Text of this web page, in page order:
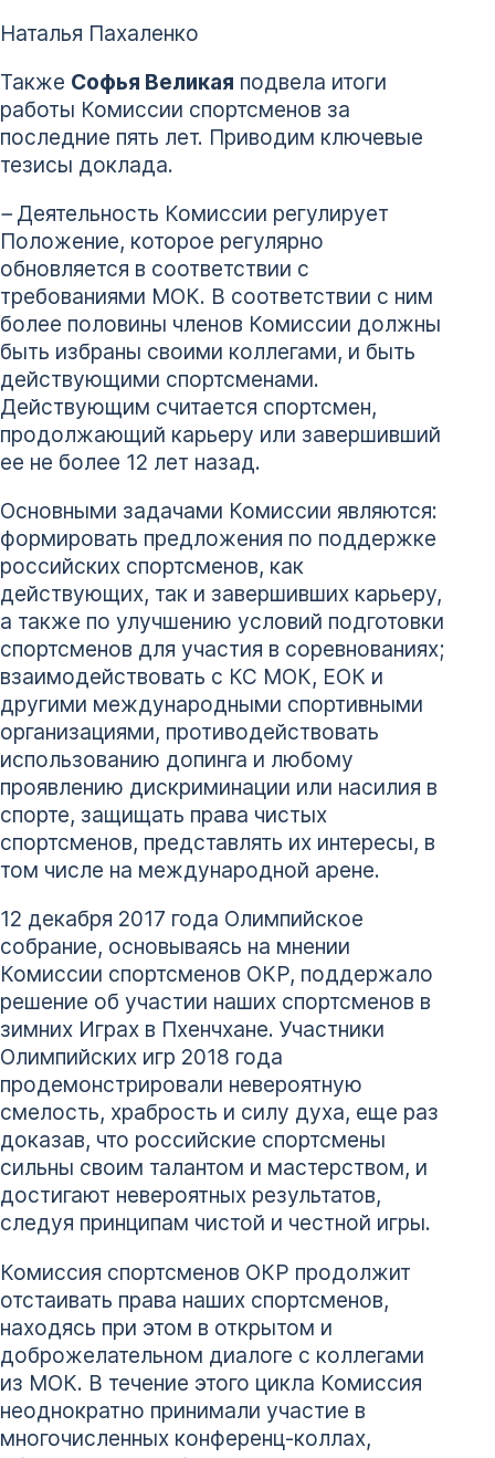
Наталья Пахаленко
Также Софья Великая подвела итоги
работы Комиссии спортсменов за
последние пять лет. Приводим ключевые
тезисы доклада.
–Деятельность Комиссии регулирует
Положение, которое регулярно
обновляется в соответствии с
требованиями МОК. В соответствии с ним
более половины членов Комиссии должны
быть избраны своими коллегами, и быть
действующими спортсменами.
Действующим считается спортсмен,
продолжающий карьеру или завершивший
ее не более 12 лет назад.
Основными задачами Комиссии являются:
формировать предложения по поддержке
российских спортсменов, как
действующих, так и завершивших карьеру,
а также по улучшению условий подготовки
спортсменов для участия в соревнованиях;
взаимодействовать с КС МОК, ЕОК и
другими международными спортивными
организациями, противодействовать
использованию допинга и любому
проявлению дискриминации или насилия в
спорте, защищать права чистых
спортсменов, представлять их интересы, в
том числе на международной арене.
12 декабря 2017 года Олимпийское
собрание, основываясь на мнении
Комиссии спортсменов ОКР, поддержало
решение об участии наших спортсменов в
зимних Играх в Пхенчхане. Участники
Олимпийских игр 2018 года
продемонстрировали невероятную
смелость, храбрость и силу духа, еще раз
доказав, что российские спортсмены
сильны своим талантом и мастерством, и
достигают невероятных результатов,
следуя принципам чистой и честной игры.
Комиссия спортсменов ОКР продолжит
отстаивать права наших спортсменов,
находясь при этом в открытом и
доброжелательном диалоге с коллегами
из МОК. В течение этого цикла Комиссия
неоднократно принимали участие в
многочисленных конференц-коллах,